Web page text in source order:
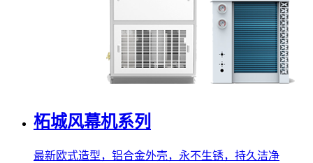
柘城风幕机系列
最新欧式造型，铝合金外壳，永不生锈，持久洁净